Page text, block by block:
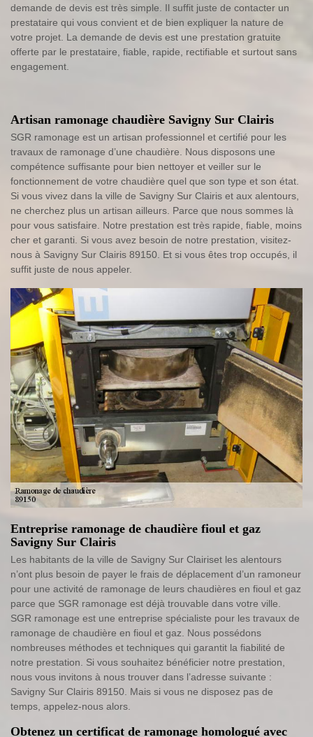
demande de devis est très simple. Il suffit juste de contacter un
prestataire qui vous convient et de bien expliquer la nature de
votre projet. La demande de devis est une prestation gratuite
offerte par le prestataire, fiable, rapide, rectifiable et surtout sans
engagement.
Artisan ramonage chaudière Savigny Sur Clairis
SGR ramonage est un artisan professionnel et certifié pour les
travaux de ramonage d’une chaudière. Nous disposons une
compétence suffisante pour bien nettoyer et veiller sur le
fonctionnement de votre chaudière quel que son type et son état.
Si vous vivez dans la ville de Savigny Sur Clairis et aux alentours,
ne cherchez plus un artisan ailleurs. Parce que nous sommes là
pour vous satisfaire. Notre prestation est très rapide, fiable, moins
cher et garanti. Si vous avez besoin de notre prestation, visitez-
nous à Savigny Sur Clairis 89150. Et si vous êtes trop occupés, il
suffit juste de nous appeler.
Entreprise ramonage de chaudière fioul et gaz
Savigny Sur Clairis
Les habitants de la ville de Savigny Sur Clairiset les alentours
n’ont plus besoin de payer le frais de déplacement d’un ramoneur
pour une activité de ramonage de leurs chaudières en fioul et gaz
parce que SGR ramonage est déjà trouvable dans votre ville.
SGR ramonage est une entreprise spécialiste pour les travaux de
ramonage de chaudière en fioul et gaz. Nous possédons
nombreuses méthodes et techniques qui garantit la fiabilité de
notre prestation. Si vous souhaitez bénéficier notre prestation,
nous vous invitons à nous trouver dans l’adresse suivante :
Savigny Sur Clairis 89150. Mais si vous ne disposez pas de
temps, appelez-nous alors.
Obtenez un certificat de ramonage homologué avec